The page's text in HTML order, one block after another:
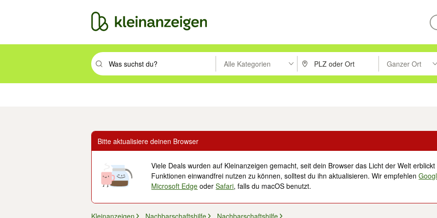
Suchbegriff eingeben. Eingabetaste drücken um zu suchen, oder Vorschläge mit den Pfeiltasten nach oben/
Alle Kategorien PLZ oder Ort eingeben. Eingabetaste
Ganzer Ort
Suche im
Bitte aktualisiere deinen Browser
Viele Deals wurden auf Kleinanzeigen gemacht, seit dein Browser das Licht der Welt
Funktionen einwandfrei nutzen zu können, solltest du ihn aktualisieren. Wir empfehlen
Microsoft Edge oderSafari, falls du macOS benutzt.
Kleinanzeigen Nachbarschaftshilfe Nachbarschaftshilfe